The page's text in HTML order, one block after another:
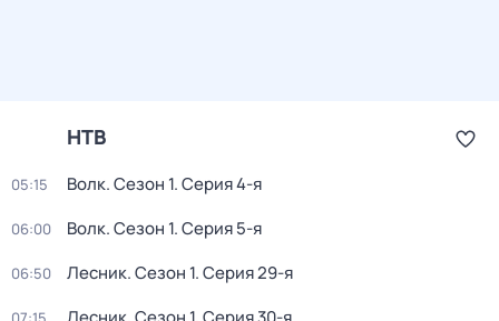
НТВ
05:15 Волк. Сезон 1. Серия 4-я
06:00 Волк. Сезон 1. Серия 5-я
06:50 Лесник. Сезон 1. Серия 29-я